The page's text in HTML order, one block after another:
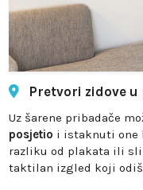
Pretvori zidove
Uz šarene pribadače
posjetio i istaknuti one
razliku od plakata ili
taktilan izgled koji